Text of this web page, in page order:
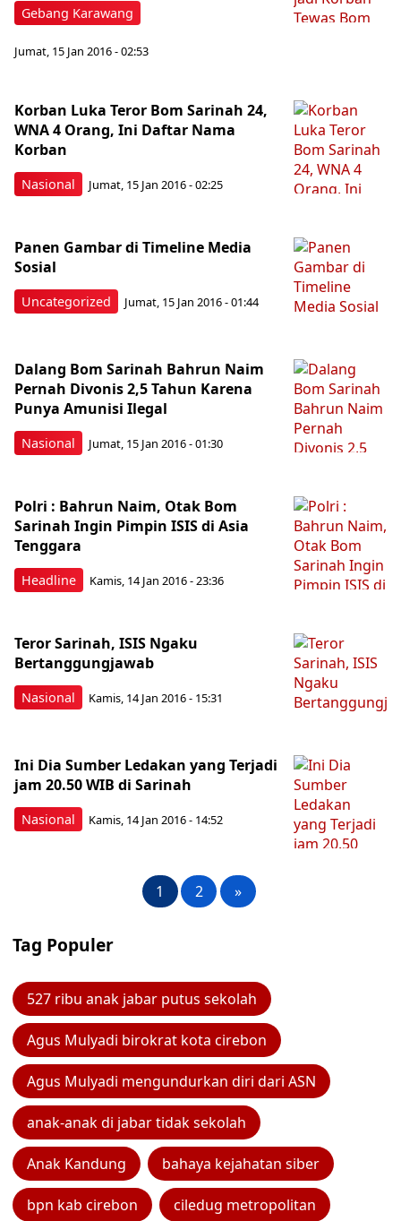
Gebang Karawang
Jumat, 15 Jan 2016 - 02:53
Nasional
Korban Luka Teror Bom Sarinah 24,
WNA 4 Orang, Ini Daftar Nama
Korban
Jumat, 15 Jan 2016 - 02:25
Uncategorized
Panen Gambar di Timeline Media
Sosial
Jumat, 15 Jan 2016 - 01:44
Nasional
Dalang Bom Sarinah Bahrun Naim
Pernah Divonis 2,5 Tahun Karena
Punya Amunisi Ilegal
Jumat, 15 Jan 2016 - 01:30
Headline
Polri : Bahrun Naim, Otak Bom
Sarinah Ingin Pimpin ISIS di Asia
Tenggara
Kamis, 14 Jan 2016 - 23:36
Nasional
Teror Sarinah, ISIS Ngaku
Bertanggungjawab
Kamis, 14 Jan 2016 - 15:31
Nasional
Ini Dia Sumber Ledakan yang Terjadi
jam 20.50 WIB di Sarinah
Kamis, 14 Jan 2016 - 14:52
1 2 »
Tag Populer
527 ribu anak jabar putus sekolah
Agus Mulyadi birokrat kota cirebon
Agus Mulyadi mengundurkan diri dari ASN
anak-anak di jabar tidak sekolah
Anak Kandung bahaya kejahatan siber
bpn kab cirebon ciledug metropolitan